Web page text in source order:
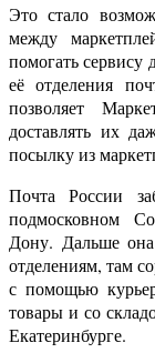
Это стало
между
помогать сервису
её отделения
позволяет
доставлять их
посылку из
Почта России
подмосковном
Дону. Дальше
отделениям, там
с помощью
товары и со
Екатеринбурге.